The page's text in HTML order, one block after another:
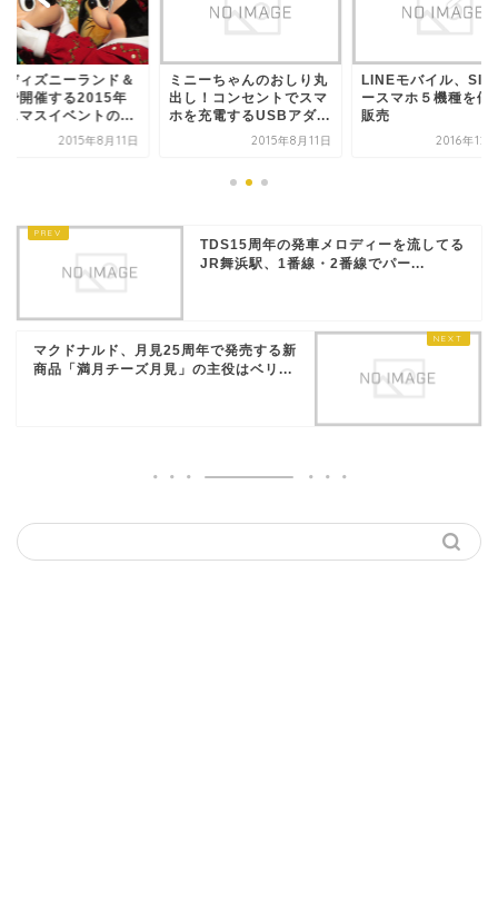
ディズニーランド＆
で開催する2015年
スマスイベントの...
2015年8月11日
ミニーちゃんのおしり丸
出し！コンセントでスマ
ホを充電するUSBアダ...
2015年8月11日
LINEモバイル、SIM
ースマホ５機種を値
販売
2016年12
TDS15周年の発車メロディーを流してる
JR舞浜駅、1番線・2番線でパー...
マクドナルド、月見25周年で発売する新
商品「満月チーズ月見」の主役はベリ...